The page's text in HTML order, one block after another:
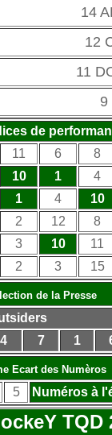
14
12
11
9
de
11 6
8
10 1
4
1 4
10
2 12
8
3 10
11
2 3 15
de la Presse
4 7 1
Ecart des Numèros
5 Numéros à
TQD